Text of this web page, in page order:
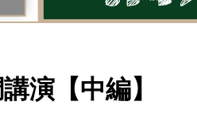
演【中編】